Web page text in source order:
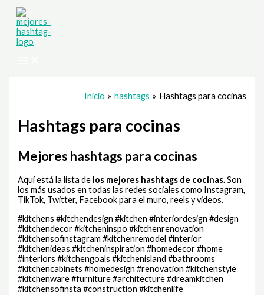
contenido
Inicio hashtags Hashtags para cocinas
Hashtags para cocinas
Mejores hashtags para cocinas
Aquí está la lista de los mejores hashtags de cocinas.Son
los más usados en todas las redes sociales como Instagram,
TikTok, Twitter, Facebook para el muro, reels y videos.
#kitchens #kitchendesign #kitchen #interiordesign #design
#kitchendecor #kitcheninspo #kitchenrenovation
#kitchensofinstagram #kitchenremodel #interior
#kitchenideas #kitcheninspiration #homedecor #home
#interiors #kitchengoals #kitchenisland #bathrooms
#kitchencabinets #homedesign #renovation #kitchenstyle
#kitchenware #furniture #architecture #dreamkitchen
#kitchensofinsta #construction #kitchenlife